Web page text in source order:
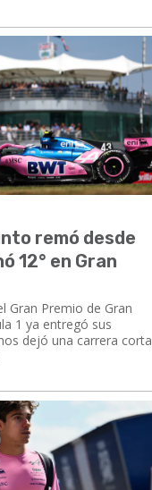
remó desde
12° en Gran
Gran Premio de Gran
1 ya entregó sus
dejó una carrera corta